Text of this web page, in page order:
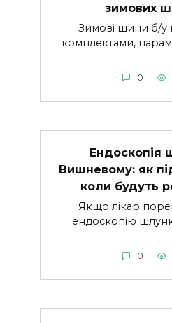
зимових
Зимові шини б/у
комплектами,
0
Ендоскопія
Вишневому: як
коли будуть
Якщо лікар
ендоскопію
0